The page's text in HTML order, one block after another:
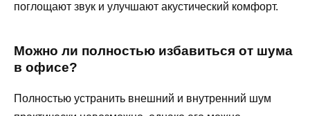
поглощают звук и улучшают акустический комфорт.
Можно ли полностью избавиться от шума
в офисе?
Полностью устранить внешний и внутренний шум